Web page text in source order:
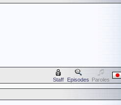
Staff Episodes Paroles